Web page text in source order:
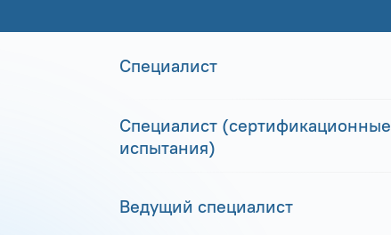
Специалист
Специалист (сертификационные
испытания)
Ведущий специалист